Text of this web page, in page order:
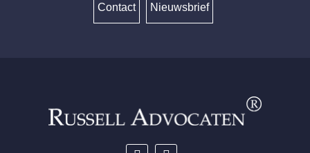
Contact Nieuwsbrief